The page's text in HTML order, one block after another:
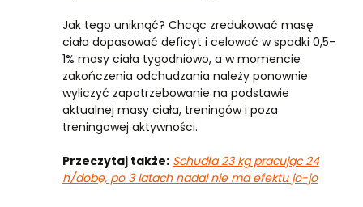
Jak tego uniknąć? Chcąc zredukować masę
ciała dopasować deficyt i celować w spadki 0,5-
1% masy ciała tygodniowo, a w momencie
zakończenia odchudzania należy ponownie
wyliczyć zapotrzebowanie na podstawie
aktualnej masy ciała, treningów i poza
treningowej aktywności.
Przeczytaj także: Schudła 23 kg pracując 24
h/dobę, po 3 latach nadal nie ma efektu jo-jo